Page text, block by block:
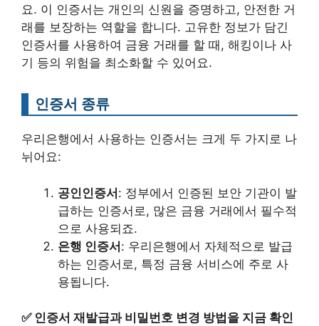
요. 이 인증서는 개인의 신원을 증명하고, 안전한 거
래를 보장하는 역할을 합니다. 고유한 정보가 담긴
인증서를 사용하여 금융 거래를 할 때, 해킹이나 사
기 등의 위험을 최소화할 수 있어요.
인증서 종류
우리은행에서 사용하는 인증서는 크게 두 가지로 나
뉘어요:
공인인증서: 정부에서 인증된 보안 기관이 발
급하는 인증서로, 많은 금융 거래에서 필수적
으로 사용되죠.
은행 인증서: 우리은행에서 자체적으로 발급
하는 인증서로, 특정 금융 서비스에 주로 사
용됩니다.
✅ 인증서 재발급과 비밀번호 변경 방법을 지금 확인